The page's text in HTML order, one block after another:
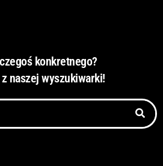
konkretnego?
naszej wyszukiwarki!